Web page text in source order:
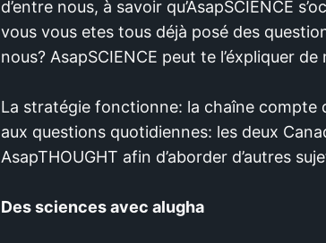
d’entre nous, à savoir qu’AsapSCIENCE
vous vous etes tous déjà posé des
nous? AsapSCIENCE peut te l’éxpliquer
La stratégie fonctionne: la chaîne compte
aux questions quotidiennes: les deux
AsapTHOUGHT afin d’aborder d’autres
Des sciences avec alugha